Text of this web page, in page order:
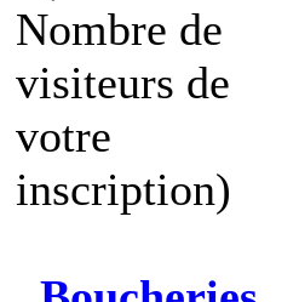
Nombre de
visiteurs de
votre
inscription)